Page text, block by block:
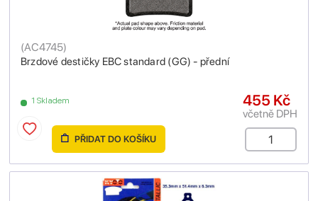
Brzdové destičky EBC standard (GG) - přední
(AC4745)
1 Skladem 455 Kč
včetně DPH
PŘIDAT DO KOŠÍKU